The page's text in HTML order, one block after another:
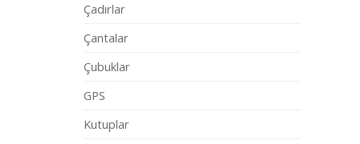
Çadırlar
Çantalar
Çubuklar
GPS
Kutuplar